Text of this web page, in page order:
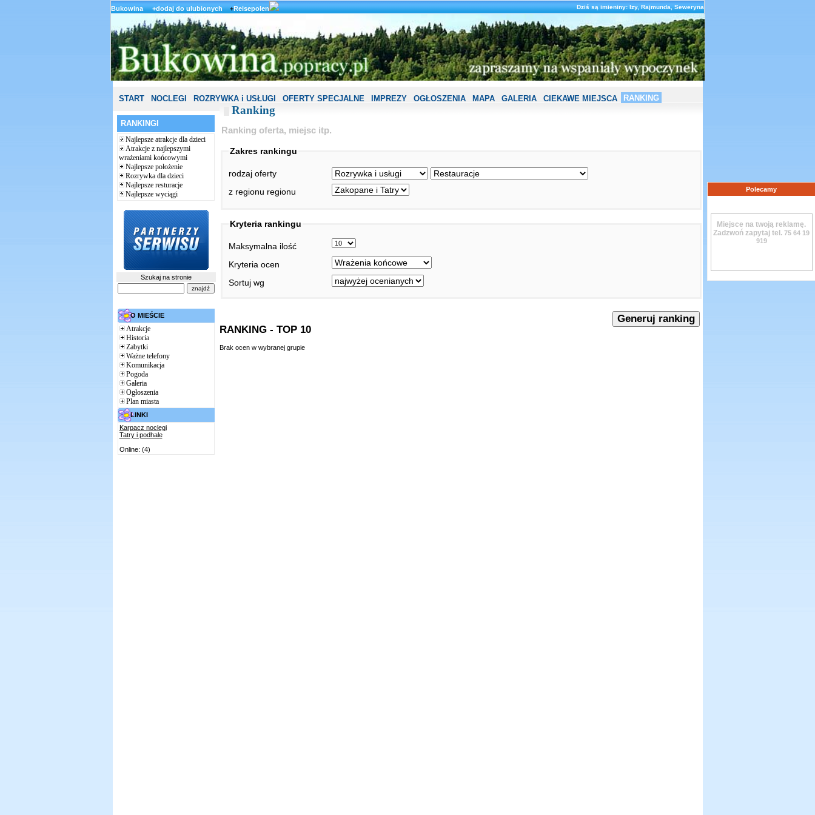
Bukowina +dodaj do ulubionych+Reisepolen Dziś są imieniny: Izy, Rajmunda, Seweryna
START NOCLEGI ROZRYWKA i USŁUGI OFERTY SPECJALNE IMPREZY OGŁOSZENIA MAPA GALERIA CIEKAWE MIEJSCA RANKING
RANKINGI
Najlepsze atrakcje dla dzieci
Atrakcje z najlepszymi
wrażeniami końcowymi
Najlepsze położenie
Rozrywka dla dzieci
Najlepsze resturacje
Najlepsze wyciągi
Szukaj na stronie
O MIEŚCIE
Atrakcje
Historia
Zabytki
Ważne telefony
Komunikacja
Pogoda
Galeria
Ogłoszenia
Plan miasta
LINKI
Karpacz noclegi
Tatry i podhale
Online: (4)
Ranking
Ranking oferta, miejsc itp.
Zakres rankingu
rodzaj oferty
z regionu regionu
Kryteria rankingu
Maksymalna ilość
Kryteria ocen
Sortuj wg
RANKING - TOP 10
Brak ocen w wybranej grupie
Polecamy
Miejsce na twoją reklamę.
Zadzwoń zapytaj tel. 75 64 19
919